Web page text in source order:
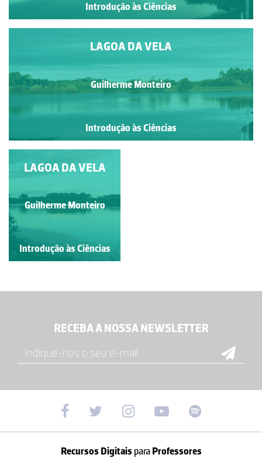
Introdução às Ciências
LAGOA DA VELA
Guilherme Monteiro
Introdução às Ciências
LAGOA DA VELA
Guilherme Monteiro
Introdução às Ciências
RECEBA A NOSSA NEWSLETTER
Recursos Digitais paraProfessores